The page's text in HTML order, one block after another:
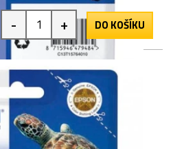
- + DO KOŠÍKU